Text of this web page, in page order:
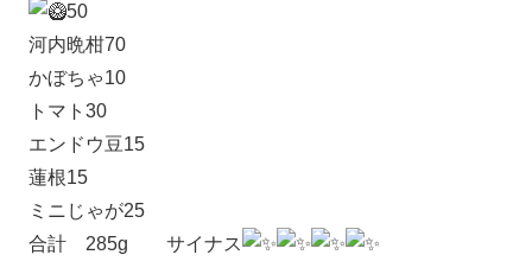
50
河内晩柑70
かぼちゃ10
トマト30
エンドウ豆15
蓮根15
ミニじゃが25
合計 285g サイナス